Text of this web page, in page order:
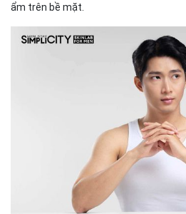
ẩm trên bề mặt.